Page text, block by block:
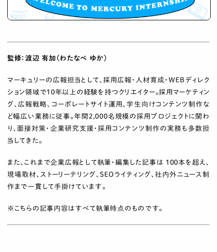
監修：渡辺 有加（わたなべ ゆか）
マーキュリーの広報担当として、採用広報・人材育成・WEBディレク
ション領域で10年以上の経験を持つクリエイター。採用マーケティン
グ、広報戦略、コーポレートサイト運用、学生向けコンテンツ制作な
ど幅広い業務に従事。年間2,000名規模の採用プロジェクトに関わ
り、面接対策・企業研究支援・採用コンテンツ制作の実務も多数担
当してきた。
また、これまで企業広報として執筆・編集した記事は 100本を超え、
現場取材、ストーリーテリング、SEOライティング、社内外ニュース制
作まで一貫して手掛けています。
※こちらの記事内容はすべて執筆時点のものです。